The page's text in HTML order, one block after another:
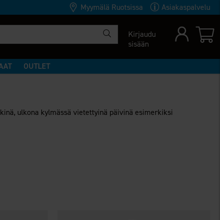
Myymälä Ruotsissa Asiakaspalvelu
Kirjaudu
sisään
OUTLET
ulkona kylmässä vietettyinä päivinä esimerkiksi